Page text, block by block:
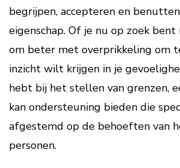
begrijpen, accepteren en
eigenschap. Of je nu op zoek bent
om beter met overprikkeling om
inzicht wilt krijgen in je
hebt bij het stellen van grenzen,
kan ondersteuning bieden die
afgestemd op de behoeften van
personen.